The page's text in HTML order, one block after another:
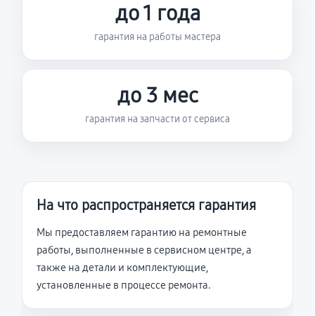
до 1 года
гарантия на работы мастера
до 3 мес
гарантия на запчасти от сервиса
На что распространяется гарантия
Мы предоставляем гарантию на ремонтные
работы, выполненные в сервисном центре, а
также на детали и комплектующие,
установленные в процессе ремонта.